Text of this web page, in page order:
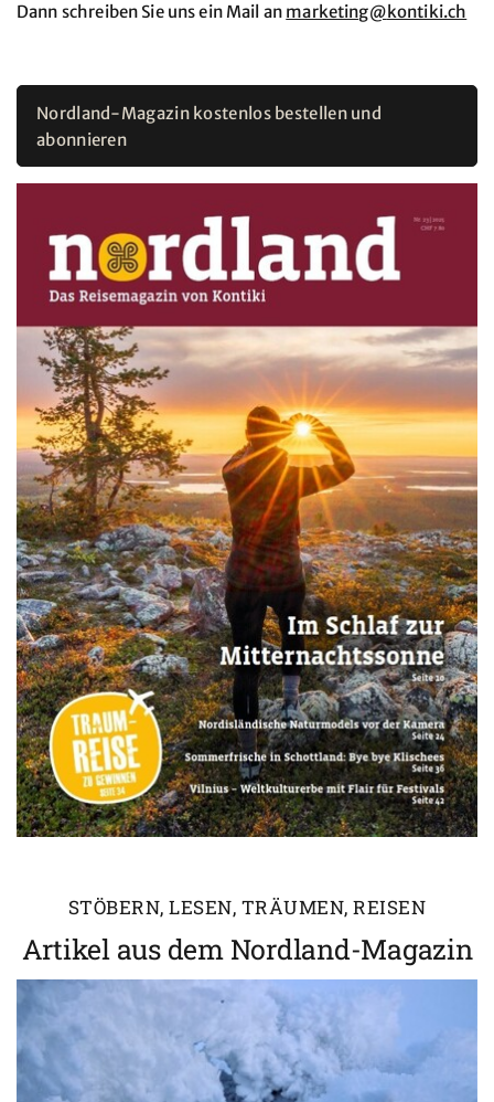
Dann schreiben Sie uns ein Mail an marketing@kontiki.ch
Nordland-Magazin kostenlos bestellen und
abonnieren
STÖBERN, LESEN, TRÄUMEN, REISEN
Artikel aus dem Nordland-Magazin